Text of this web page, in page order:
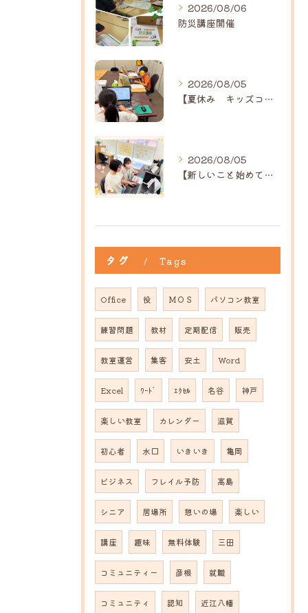
2026/08/06
防災講座開催
2026/08/05
【夏休み キッズコース】｜ひだまり近江八幡教室
2026/08/05
【新しいこと始めてみませんか？】ひだまり高島教室
タグ Tags
Office 役 ＭＯＳ パソコン教室
練習問題 教材 定期配信 販売
教室運営 集客 安土 Word
Excel ﾜｰﾄﾞ ｴｸｾﾙ 名谷 神戸
楽しい教室 カレンダー 滋賀
初心者 水口 いきいき 亀岡
ビジネス フレイル予防 高島
シニア 居場所 憩いの場 楽しい
講座 趣味 無料体験 三田
コミュニティー 彦根 就職
コミュニティ 認知 近江八幡